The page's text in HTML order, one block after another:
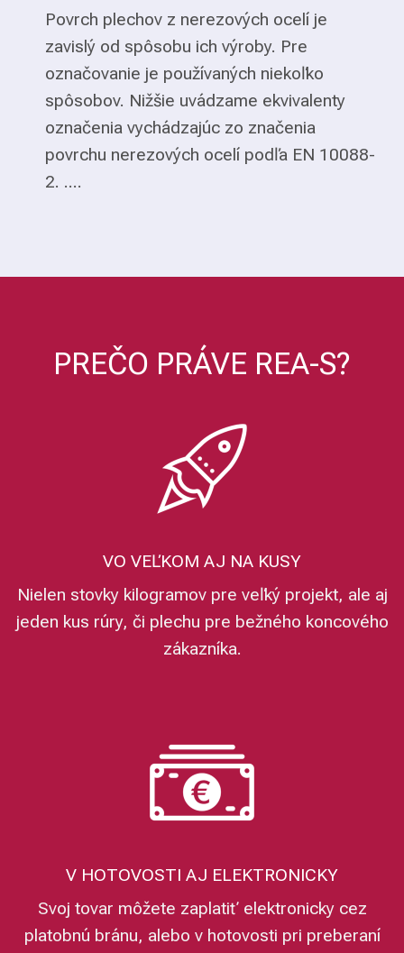
Povrch plechov z nerezových ocelí je
zavislý od spôsobu ich výroby. Pre
označovanie je používaných niekoľko
spôsobov. Nižšie uvádzame ekvivalenty
označenia vychádzajúc zo značenia
povrchu nerezových ocelí podľa EN 10088-
2. ....
PREČO PRÁVE REA-S?
VO VEĽKOM AJ NA KUSY
Nielen stovky kilogramov pre veľký projekt, ale aj
jeden kus rúry, či plechu pre bežného koncového
zákazníka.
V HOTOVOSTI AJ ELEKTRONICKY
Svoj tovar môžete zaplatiť elektronicky cez
platobnú bránu, alebo v hotovosti pri preberaní